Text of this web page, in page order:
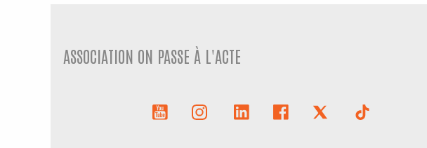
ASSOCIATION ON PASSE À L'ACTE